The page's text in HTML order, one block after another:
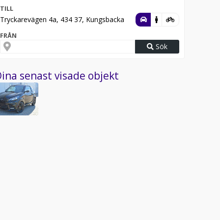
TILL
Tryckarevägen 4a, 434 37, Kungsbacka
FRÅN
Sök
senast visade objekt